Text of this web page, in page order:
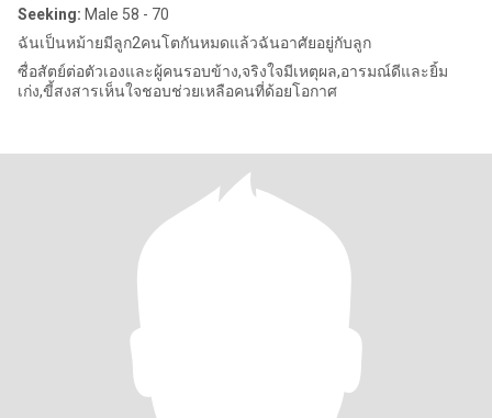
Seeking: Male 58 - 70
ฉันเป็นหม้ายมีลูก2คนโตกันหมดแล้วฉันอาศัยอยู่กับลูก
ซื่อสัตย์ต่อตัวเองและผู้คนรอบข้าง,จริงใจมีเหตุผล,อารมณ์ดีและยิ้ม
เก่ง,ขี้สงสารเห็นใจชอบช่วยเหลือคนที่ด้อยโอกาศ